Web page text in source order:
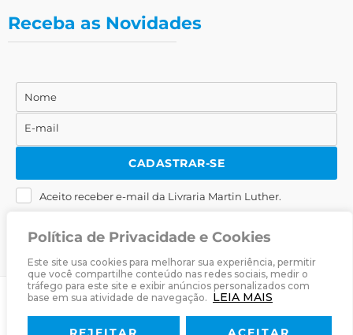
Política de Privacidade e Cookies
Este site usa cookies para melhorar sua experiência, permitir
que você compartilhe conteúdo nas redes sociais, medir o
tráfego para este site e exibir anúncios personalizados com
base em sua atividade de navegação. LEIA MAIS
Receba as Novidades
Nome
Nome
E-
mail
E-mail
CADASTRAR-SE
Aceito receber e-mail da Livraria Martin Luther.
Livraria Martin Luther· Desenvolvido porZwei Arts